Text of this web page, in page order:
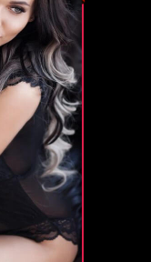
+6